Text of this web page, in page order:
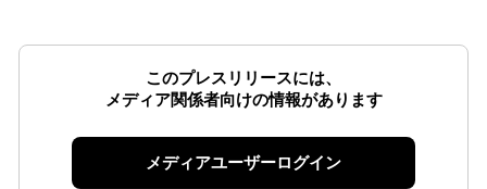
このプレスリリースには、
メディア関係者向けの情報があります
メディアユーザーログイン